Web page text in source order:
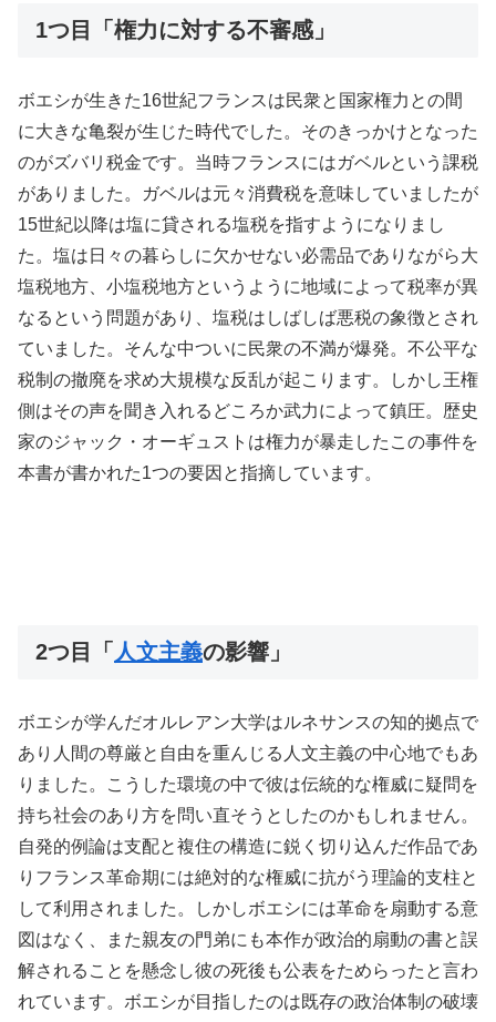
1つ目「権力に対する不審感」
ボエシが生きた16世紀フランスは民衆と国家権力との間
に大きな亀裂が生じた時代でした。そのきっかけとなった
のがズバリ税金です。当時フランスにはガベルという課税
がありました。ガベルは元々消費税を意味していましたが
15世紀以降は塩に貸される塩税を指すようになりまし
た。塩は日々の暮らしに欠かせない必需品でありながら大
塩税地方、小塩税地方というように地域によって税率が異
なるという問題があり、塩税はしばしば悪税の象徴とされ
ていました。そんな中ついに民衆の不満が爆発。不公平な
税制の撤廃を求め大規模な反乱が起こります。しかし王権
側はその声を聞き入れるどころか武力によって鎮圧。歴史
家のジャック・オーギュストは権力が暴走したこの事件を
本書が書かれた1つの要因と指摘しています。
2つ目「 人文主義の影響」
ボエシが学んだオルレアン大学はルネサンスの知的拠点で
あり人間の尊厳と自由を重んじる人文主義の中心地でもあ
りました。こうした環境の中で彼は伝統的な権威に疑問を
持ち社会のあり方を問い直そうとしたのかもしれません。
自発的例論は支配と複住の構造に鋭く切り込んだ作品であ
りフランス革命期には絶対的な権威に抗がう理論的支柱と
して利用されました。しかしボエシには革命を扇動する意
図はなく、また親友の門弟にも本作が政治的扇動の書と誤
解されることを懸念し彼の死後も公表をためらったと言わ
れています。ボエシが目指したのは既存の政治体制の破壊